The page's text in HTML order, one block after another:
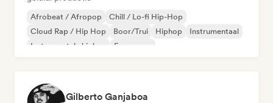
Afrobeat / Afropop
Chill / Lo-fi Hip-Hop
Cloud Rap / Hip Hop
Boor/Trui Hiphop
Instrumentaal
Instrumentale hiphop
Franse rap
Gilberto Ganjaboa